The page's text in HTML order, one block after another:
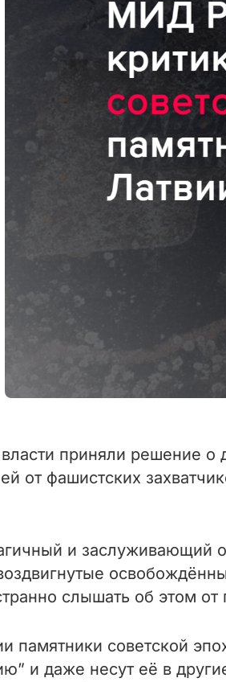
приняли решение
от фашистских
и
слышать об этом от
памятники советской
и даже несут её в